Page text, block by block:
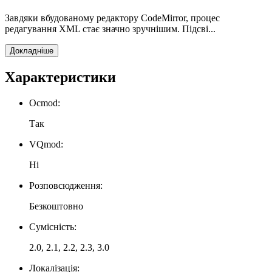
Завдяки вбудованому редактору CodeMirror, процес
редагування XML стає значно зручнішим. Підсві...
Докладніше
Характеристики
Ocmod:
Так
VQmod:
Ні
Розповсюдження:
Безкоштовно
Сумісність:
2.0, 2.1, 2.2, 2.3, 3.0
Локалізація: